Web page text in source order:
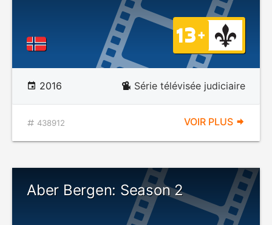
2016 Série télévisée judiciaire
438912 VOIR PLUS
Aber Bergen: Season 2